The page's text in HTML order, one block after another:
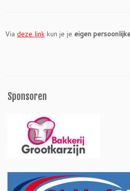
Via deze link kun je je eigen
Sponsoren